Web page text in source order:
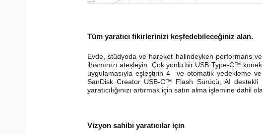
Tüm yaratıcı fikirlerinizi keşfedebileceğiniz alan.
Evde, stüdyoda ve hareket halindeyken performans
ilhamınızı ateşleyin. Çok yönlü bir USB Type-C™
uygulamasıyla eşleştirin 4 ve otomatik yedekleme
SanDisk Creator USB-C™ Flash Sürücü, AI destekli
yaratıcılığınızı artırmak için satın alma işlemine dahil
Vizyon sahibi yaratıcılar için